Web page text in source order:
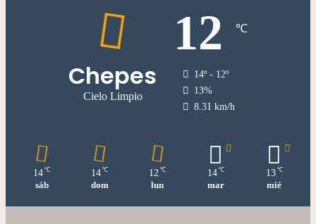
Chepes
Cielo Limpio
12 ℃
14º - 12º
13%
8.31 km/h
14 ℃
sáb
14 ℃
dom
12 ℃
lun
14 ℃
mar
13 ℃
mié